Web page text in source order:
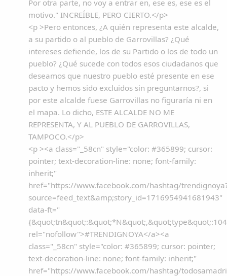
Por otra parte, no voy a entrar en, ese es, ese es el
motivo." INCREÍBLE, PERO CIERTO.</p>
<p >Pero entonces, ¿A quién representa este alcalde,
a su partido o al pueblo de Garrovillas? ¿Qué
intereses defiende, los de su Partido o los de todo un
pueblo? ¿Qué sucede con todos esos ciudadanos que
deseamos que nuestro pueblo esté presente en ese
pacto y hemos sido excluidos sin preguntarnos?, si
por este alcalde fuese Garrovillas no figuraría ni en
el mapa. Lo dicho, ESTE ALCALDE NO ME
REPRESENTA, Y AL PUEBLO DE GARROVILLAS,
TAMPOCO.</p>
<p ><a class="_58cn" style="color: #365899; cursor:
pointer; text-decoration-line: none; font-family:
inherit;"
href="https://www.facebook.com/hashtag/
source=feed_text&amp;story_id=1716954941681943"
data-ft="
rel="nofollow">#TRENDIGNOYA</a><a
class="_58cn" style="color: #365899; cursor: pointer;
text-decoration-line: none; font-family: inherit;"
href="https://www.facebook.com/hashtag/